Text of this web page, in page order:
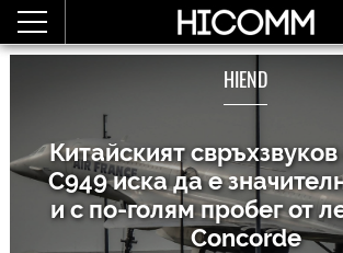
HIEND
Китайският
C949 иска да е
и с по-голям пробег от
Concorde